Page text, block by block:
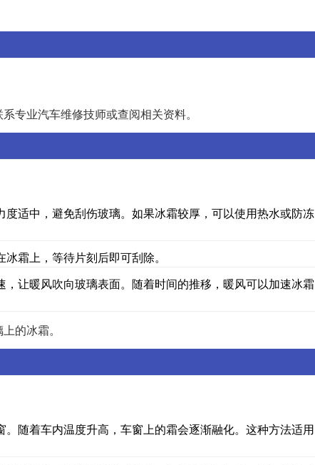
专业汽车维修技师或查阅相关资料。
适中，避免刮伤玻璃。如果冰霜较厚，可以使用热水或防冻
霜上，等待片刻后即可刮除。
让暖风吹向玻璃表面。随着时间的推移，暖风可以加速冰霜
的冰霜。
随着车内温度升高，车窗上的霜会逐渐融化。这种方法适用